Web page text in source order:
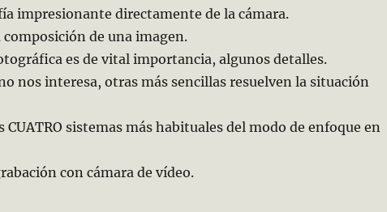
impresionante directamente de la cámara.
de una imagen.
es de vital importancia, algunos detalles.
nos interesa, otras más sencillas resuelven la situación
CUATRO sistemas más habituales del modo de enfoque en
con cámara de vídeo.